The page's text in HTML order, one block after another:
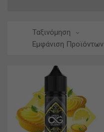
Ταξινόμηση
Εμφάνιση Προϊόντων